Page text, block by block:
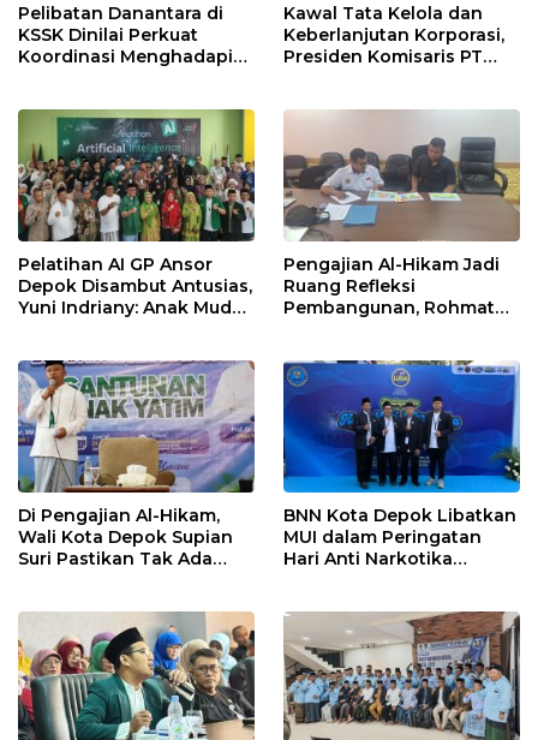
Pelibatan Danantara di
KSSK Dinilai Perkuat
Koordinasi Menghadapi
Kawal Tata Kelola dan
Keberlanjutan Korporasi,
Presiden Komisaris PT
Pelatihan AI GP Ansor
Depok Disambut Antusias,
Yuni Indriany: Anak Muda
Pengajian Al-Hikam Jadi
Ruang Refleksi
Pembangunan, Rohmat
Di Pengajian Al-Hikam,
Wali Kota Depok Supian
Suri Pastikan Tak Ada
BNN Kota Depok Libatkan
MUI dalam Peringatan
Hari Anti Narkotika
Pencegahan Dimulai dari
Keluarga